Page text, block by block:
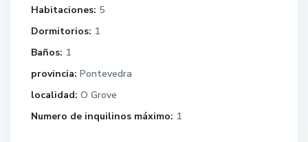
Habitaciones: 5
Dormitorios: 1
Baños: 1
provincia: Pontevedra
localidad: O Grove
Numero de inquilinos máximo: 1